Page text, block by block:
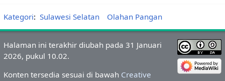
Kategori: Sulawesi Selatan Olahan Pangan
Halaman ini terakhir diubah pada 31 Januari
2026, pukul 10.02.
Konten tersedia sesuai di bawah Creative